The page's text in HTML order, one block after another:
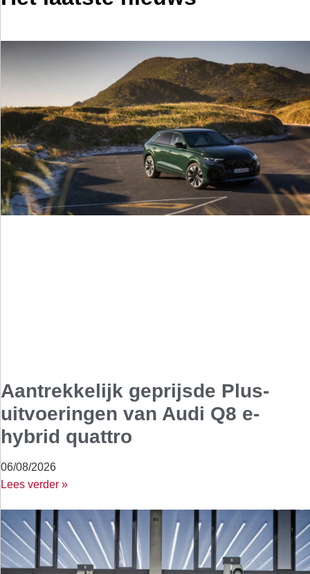
Aantrekkelijk geprijsde Plus-
uitvoeringen van Audi Q8 e-
hybrid quattro
06/08/2026
Lees verder »